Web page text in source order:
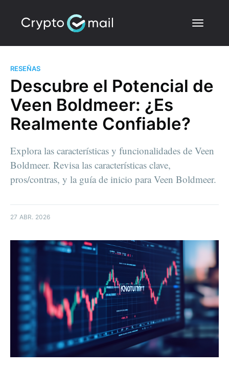
RESEÑAS
Descubre el Potencial de
Veen Boldmeer: ¿Es
Realmente Confiable?
Explora las características y funcionalidades de Veen
Boldmeer. Revisa las características clave,
pros/contras, y la guía de inicio para Veen Boldmeer.
27 ABR. 2026